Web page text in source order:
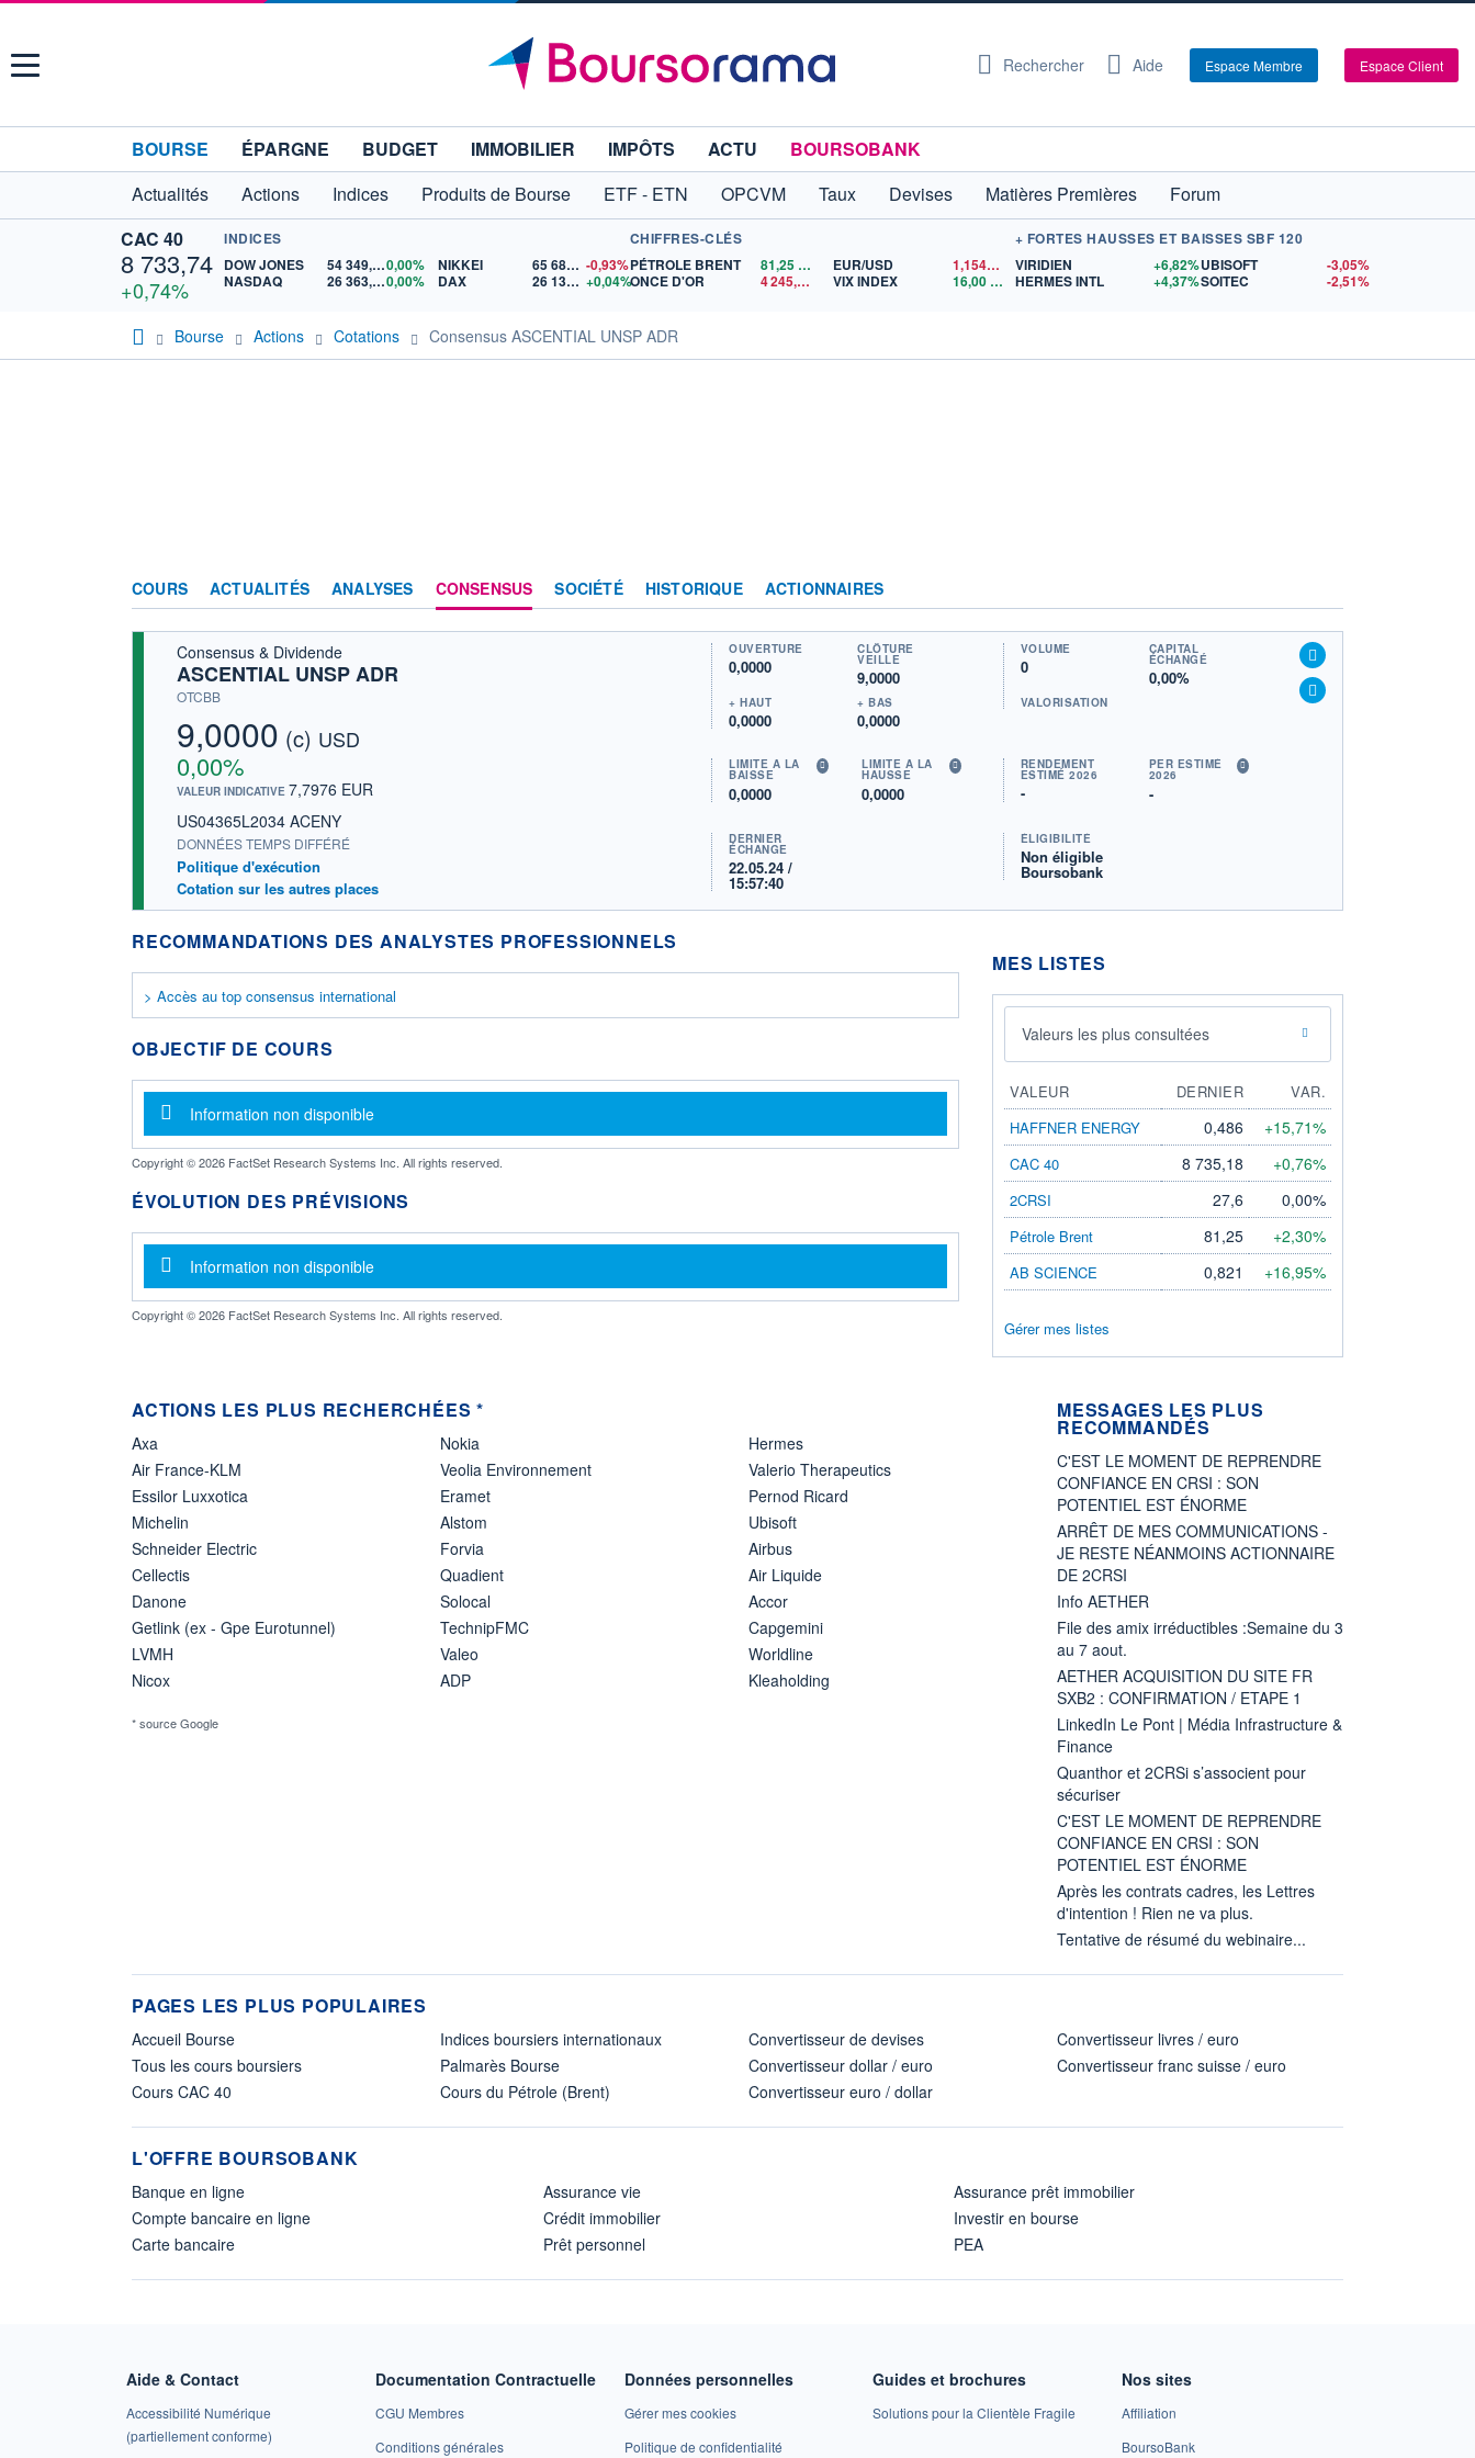
Menu Rechercher Aide Espace Membre Espace Client
BOURSE ÉPARGNE BUDGET IMMOBILIER IMPÔTS ACTU
BOURSOBANK
Actualités
Actions Indices Produits de Bourse ETF - ETN OPCVM Taux Devises Matières Premières
Forum
CAC 40
8 733,74
+0,74%
INDICES
DOW JONES
54 349,120,00%
NASDAQ
26 363,440,00%
NIKKEI 65 683,26 -0,93%
DAX
26 136,63 +0,04%
CHIFFRES-CLÉS
PÉTROLE BRENT
81,25
ONCE D'OR
4 245,66 $US
EUR/USD 1,1542$US
VIX INDEX
16,00
+ FORTES HAUSSES ET BAISSES SBF 120
VIRIDIEN
+6,82%
HERMES INTL
+4,37%
UBISOFT
-3,05%
SOITEC
-2,51%
Bourse Actions Cotations Consensus ASCENTIAL UNSP ADR
COURS ACTUALITÉS ANALYSES CONSENSUS SOCIÉTÉ HISTORIQUE ACTIONNAIRES
Consensus & Dividende
ASCENTIAL UNSP ADR
OTCBB
9,0000 (c) USD
0,00%
VALEUR INDICATIVE 7,7976 EUR
US04365L2034 ACENY
DONNÉES TEMPS DIFFÉRÉ
Politique d'exécution
Cotation sur les autres places
OUVERTURE
0,0000
CLÔTURE
VEILLE
9,0000
+ HAUT
0,0000
+ BAS
0,0000
VOLUME
0
CAPITAL
ÉCHANGÉ
0,00%
VALORISATION
LIMITE À LA
BAISSE
0,0000
LIMITE À LA
HAUSSE
0,0000
RENDEMENT
ESTIMÉ 2026
-
PER ESTIMÉ
2026
-
DERNIER
ÉCHANGE
22.05.24 /
15:57:40
ÉLIGIBILITÉ
Non éligible
Boursobank
RECOMMANDATIONS DES ANALYSTES PROFESSIONNELS
> Accès au top consensus international
OBJECTIF DE COURS
Message d'information
Information non disponible
Copyright © 2026 FactSet Research Systems Inc. All rights reserved.
ÉVOLUTION DES PRÉVISIONS
Message d'information
Information non disponible
Copyright © 2026 FactSet Research Systems Inc. All rights reserved.
MES LISTES
Valeurs les plus consultées
VALEUR DERNIER
VAR.
HAFFNER ENERGY
0,486 +15,71%
CAC 40 8 735,18 +0,76%
2CRSI 27,6 0,00%
Pétrole Brent 81,25 +2,30%
AB SCIENCE 0,821 +16,95%
Gérer mes listes
ACTIONS LES PLUS RECHERCHÉES *
Axa
Air France-KLM
Essilor Luxxotica
Michelin
Schneider Electric
Cellectis
Danone
Getlink (ex - Gpe Eurotunnel)
LVMH
Nicox
Nokia
Veolia Environnement
Eramet
Alstom
Forvia
Quadient
Solocal
TechnipFMC
Valeo
ADP
Hermes
Valerio Therapeutics
Pernod Ricard
Ubisoft
Airbus
Air Liquide
Accor
Capgemini
Worldline
Kleaholding
* source Google
MESSAGES LES PLUS
RECOMMANDÉS
C'EST LE MOMENT DE REPRENDRE
CONFIANCE EN CRSI : SON
POTENTIEL EST ÉNORME
ARRÊT DE MES COMMUNICATIONS -
JE RESTE NÉANMOINS ACTIONNAIRE
DE 2CRSI
Info AETHER
File des amix irréductibles :Semaine du 3
au 7 aout.
AETHER ACQUISITION DU SITE FR
SXB2 : CONFIRMATION / ETAPE 1
LinkedIn Le Pont | Média Infrastructure &
Finance
Quanthor et 2CRSi s’associent pour
sécuriser
C'EST LE MOMENT DE REPRENDRE
CONFIANCE EN CRSI : SON
POTENTIEL EST ÉNORME
Après les contrats cadres, les Lettres
d'intention ! Rien ne va plus.
Tentative de résumé du webinaire...
PAGES LES PLUS POPULAIRES
Accueil Bourse
Tous les cours boursiers
Cours CAC 40
Indices boursiers internationaux
Palmarès Bourse
Cours du Pétrole (Brent)
Convertisseur de devises
Convertisseur dollar / euro
Convertisseur euro / dollar
Convertisseur livres / euro
Convertisseur franc suisse / euro
L'OFFRE BOURSOBANK
Banque en ligne
Compte bancaire en ligne
Carte bancaire
Assurance vie
Crédit immobilier
Prêt personnel
Assurance prêt immobilier
Investir en bourse
PEA
Aide & Contact
Accessibilité Numérique
(partiellement conforme)
Documentation Contractuelle
CGU Membres
Conditions générales
Données personnelles
Gérer mes cookies
Politique de confidentialité
Guides et brochures
Solutions pour la Clientèle Fragile
Nos sites
Affiliation
BoursoBank